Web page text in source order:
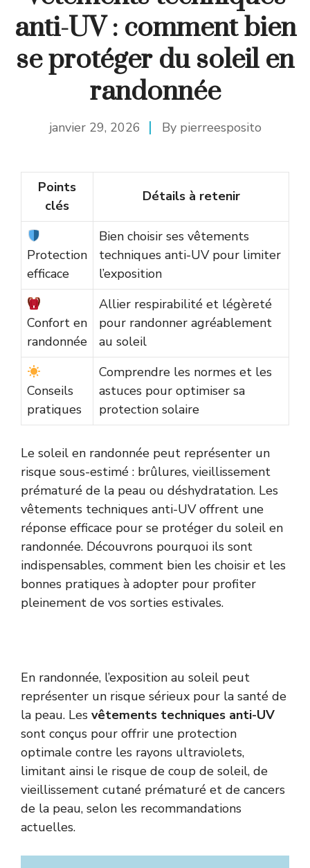
anti-UV : comment bien
se protéger du soleil en
randonnée
janvier 29, 2026 By pierreesposito
Points
clés
Détails à retenir
Protection
efficace
Bien choisir ses vêtements
techniques anti-UV pour limiter
l’exposition
Confort en
randonnée
Allier respirabilité et légèreté
pour randonner agréablement
au soleil
Conseils
pratiques
Comprendre les normes et les
astuces pour optimiser sa
protection solaire
Le soleil en randonnée peut représenter un
risque sous-estimé : brûlures, vieillissement
prématuré de la peau ou déshydratation. Les
vêtements techniques anti-UV offrent une
réponse efficace pour se protéger du soleil en
randonnée. Découvrons pourquoi ils sont
indispensables, comment bien les choisir et les
bonnes pratiques à adopter pour profiter
pleinement de vos sorties estivales.
En randonnée, l’exposition au soleil peut
représenter un risque sérieux pour la santé de
la peau. Les vêtements techniques anti-UV
sont conçus pour offrir une protection
optimale contre les rayons ultraviolets,
limitant ainsi le risque de coup de soleil, de
vieillissement cutané prématuré et de cancers
de la peau, selon les recommandations
actuelles.